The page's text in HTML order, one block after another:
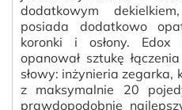
dodatkowym
posiada dodatkowo
koronki i osłony.
opanował sztukę
słowy: inżynieria zegarka,
z maksymalnie 20
prawdopodobnie